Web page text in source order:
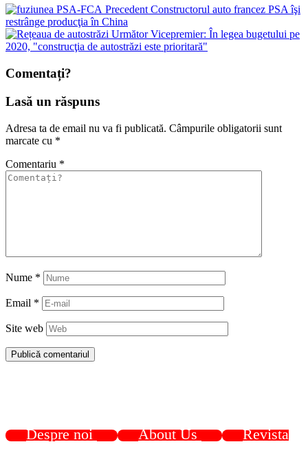
Precedent Constructorul auto francez PSA îşi
restrânge producţia în China
Următor Vicepremier: În legea bugetului pe
2020, "construcţia de autostrăzi este prioritară"
Comentați?
Lasă un răspuns
Adresa ta de email nu va fi publicată. Câmpurile obligatorii sunt
marcate cu *
Comentariu *
Nume *
Email *
Site web
Despre noi About Us Revista